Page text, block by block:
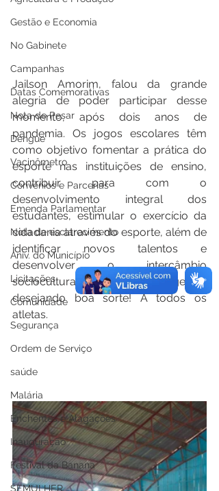
Gestão e Economia
No Gabinete
Campanhas
Datas Comemorativas
Nota de Pesar
Dengue
Vacinômetro
Convênios e Parcerias
Emenda Parlamentar
Nota de esclarecimento
Aniv. do Município
Licitações
Comunidade
Segurança
Ordem de Serviço
saúde
Malária
Enchentes e Alagações
Inauguração
Festival da Banana
SEMULHER
Jailson Amorim, falou da grande
alegria de poder participar desse
momento, após dois anos de
pandemia. Os jogos escolares têm
como objetivo fomentar a prática do
esporte nas instituições de ensino,
contribuir para com o
desenvolvimento integral dos
estudantes, estimular o exercício da
cidadania através do esporte, além de
identificar novos talentos e
desenvolver o intercâmbio
sociocultural, concluiu o gestor,
desejando boa sorte! A todos os
atletas.